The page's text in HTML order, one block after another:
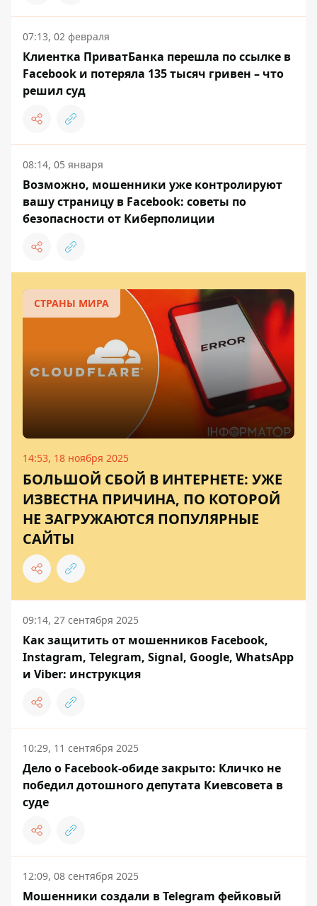
07:13, 02 февраля
Клиентка ПриватБанка перешла по ссылке в
Facebook и потеряла 135 тысяч гривен – что
решил суд
08:14, 05 января
Возможно, мошенники уже контролируют
вашу страницу в Facebook: советы по
безопасности от Киберполиции
СТРАНЫ МИРА
14:53, 18 ноября 2025
БОЛЬШОЙ СБОЙ В ИНТЕРНЕТЕ: УЖЕ
ИЗВЕСТНА ПРИЧИНА, ПО КОТОРОЙ
НЕ ЗАГРУЖАЮТСЯ ПОПУЛЯРНЫЕ
САЙТЫ
09:14, 27 сентября 2025
Как защитить от мошенников Facebook,
Instagram, Telegram, Signal, Google, WhatsApp
и Viber: инструкция
10:29, 11 сентября 2025
Дело о Facebook-обиде закрыто: Кличко не
победил дотошного депутата Киевсовета в
суде
12:09, 08 сентября 2025
Мошенники создали в Telegram фейковый